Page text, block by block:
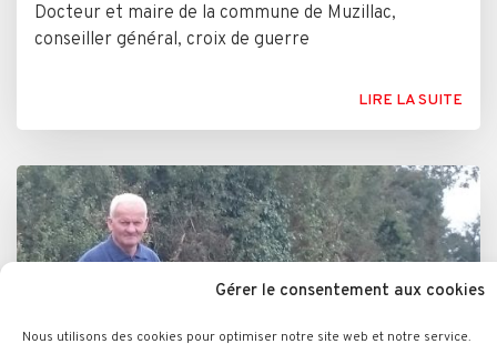
Gérer le consentement aux cookies
Nous utilisons des cookies pour optimiser notre site web et notre service.
Docteur et maire de la commune de Muzillac,
conseiller général, croix de guerre
LIRE LA SUITE